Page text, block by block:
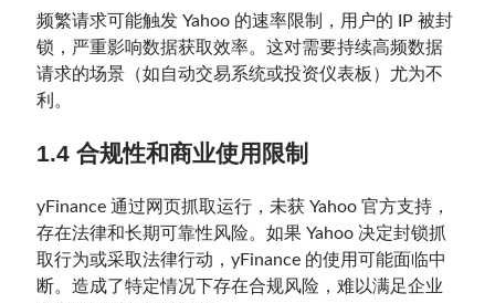
频繁请求可能触发 Yahoo 的速率限制，用户的 IP 被封
锁，严重影响数据获取效率。这对需要持续高频数据
请求的场景（如自动交易系统或投资仪表板）尤为不
利。
1.4 合规性和商业使用限制
yFinance 通过网页抓取运行，未获 Yahoo 官方支持，
存在法律和长期可靠性风险。如果 Yahoo 决定封锁抓
取行为或采取法律行动，yFinance 的使用可能面临中
断。造成了特定情况下存在合规风险，难以满足企业